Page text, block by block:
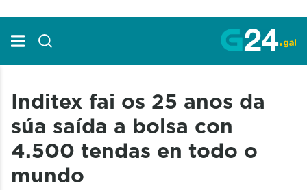
Inditex fai os 25 anos da
súa saída a bolsa con
4.500 tendas en todo o
mundo